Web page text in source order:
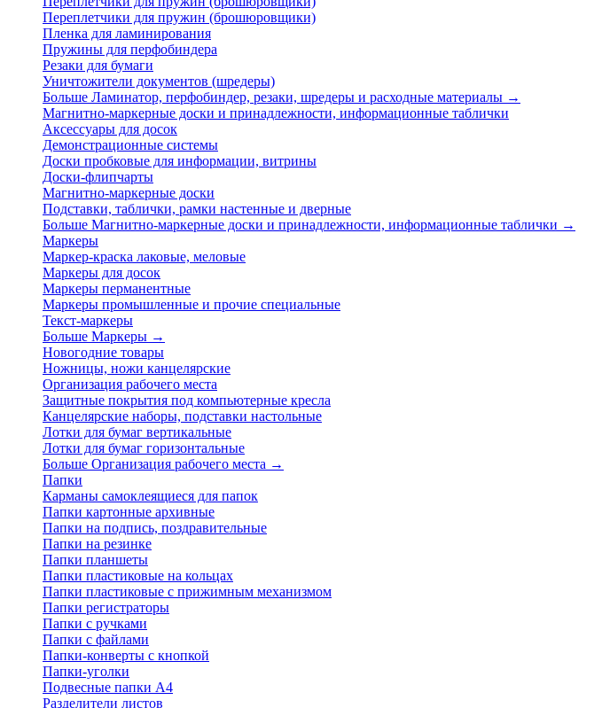
Переплетчики для пружин (брошюровщики)
Пленка для ламинирования
Пружины для перфобиндера
Резаки для бумаги
Уничтожители документов (шредеры)
Больше Ламинатор, перфобиндер, резаки, шредеры и расходные материалы →
Магнитно-маркерные доски и принадлежности, информационные таблички
Аксессуары для досок
Демонстрационные системы
Доски пробковые для информации, витрины
Доски-флипчарты
Магнитно-маркерные доски
Подставки, таблички, рамки настенные и дверные
Больше Магнитно-маркерные доски и принадлежности, информационные таблички →
Маркеры
Маркер-краска лаковые, меловые
Маркеры для досок
Маркеры перманентные
Маркеры промышленные и прочие специальные
Текст-маркеры
Больше Маркеры →
Новогодние товары
Ножницы, ножи канцелярские
Организация рабочего места
Защитные покрытия под компьютерные кресла
Канцелярские наборы, подставки настольные
Лотки для бумаг вертикальные
Лотки для бумаг горизонтальные
Больше Организация рабочего места →
Папки
Карманы самоклеящиеся для папок
Папки картонные архивные
Папки на подпись, поздравительные
Папки на резинке
Папки планшеты
Папки пластиковые на кольцах
Папки пластиковые с прижимным механизмом
Папки регистраторы
Папки с ручками
Папки с файлами
Папки-конверты с кнопкой
Папки-уголки
Подвесные папки А4
Разделители листов